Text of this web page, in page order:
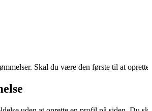
Skal du være den første til at oprette